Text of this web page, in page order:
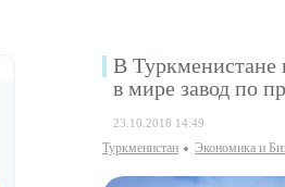
В Туркменистане
в мире завод по
23.10.2018 14:49
Туркменистан Экономика и